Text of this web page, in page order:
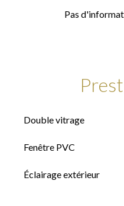
Pas
Double vitrage
Fenêtre PVC
Éclairage extérieur